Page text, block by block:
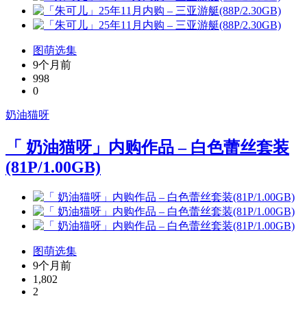
图萌选集
9个月前
998
0
奶油猫呀
「 奶油猫呀」内购作品 – 白色蕾丝套装
(81P/1.00GB)
图萌选集
9个月前
1,802
2